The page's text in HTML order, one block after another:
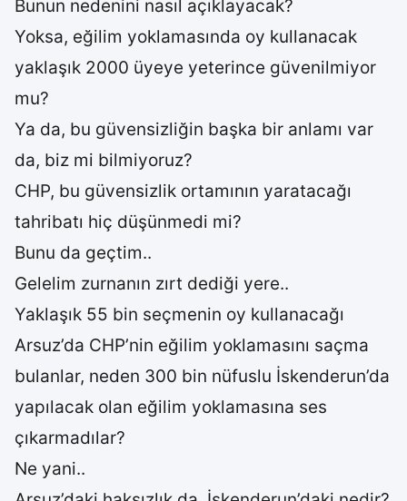
Bunun nedenini nasıl açıklayacak?
Yoksa, eğilim yoklamasında oy kullanacak
yaklaşık 2000 üyeye yeterince güvenilmiyor
mu?
Ya da, bu güvensizliğin başka bir anlamı var
da, biz mi bilmiyoruz?
CHP, bu güvensizlik ortamının yaratacağı
tahribatı hiç düşünmedi mi?
Bunu da geçtim..
Gelelim zurnanın zırt dediği yere..
Yaklaşık 55 bin seçmenin oy kullanacağı
Arsuz’da CHP’nin eğilim yoklamasını saçma
bulanlar, neden 300 bin nüfuslu İskenderun’da
yapılacak olan eğilim yoklamasına ses
çıkarmadılar?
Ne yani..